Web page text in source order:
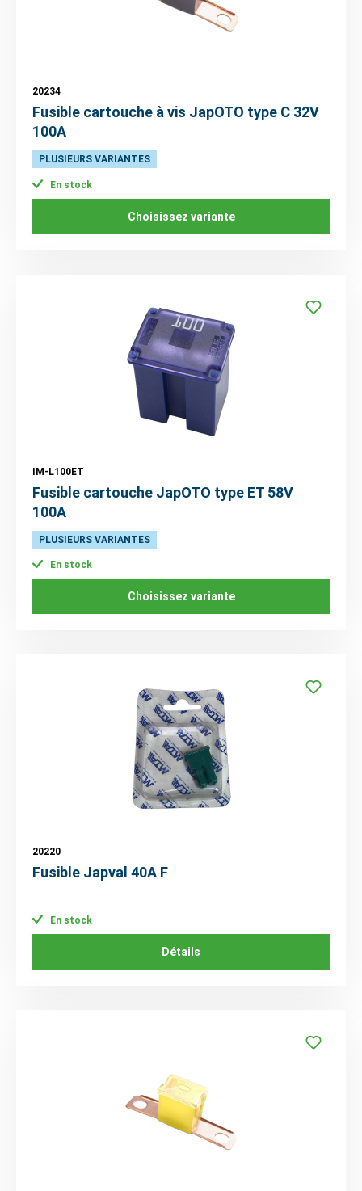
20234
Fusible cartouche à vis JapOTO type C 32V
100A
PLUSIEURS VARIANTES
En stock
Choisissez variante
IM-L100ET
Fusible cartouche JapOTO type ET 58V
100A
PLUSIEURS VARIANTES
En stock
Choisissez variante
20220
Fusible Japval 40A F
En stock
Détails